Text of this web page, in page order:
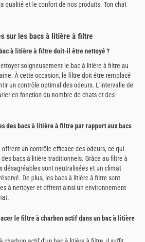
qualité et le confort de nos produits. Ton chat
sur les bacs à litière à filtre
à litière à filtre doit-il être nettoyé ?
soigneusement le bac à litière à filtre au
À cette occasion, le filtre doit être remplacé
un contrôle optimal des odeurs. L'intervalle de
en fonction du nombre de chats et des
des bacs à litière à filtre par rapport aux bacs
un contrôle efficace des odeurs, ce qui
bacs à litière traditionnels. Grâce au filtre à
désagréables sont neutralisées et un climat
De plus, les bacs à litière à filtre sont
à nettoyer et offrent ainsi un environnement
le filtre à charbon actif dans un bac à litière